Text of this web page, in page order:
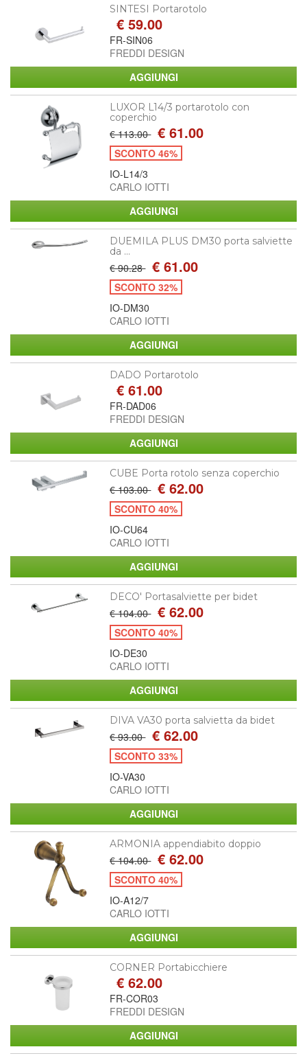
SINTESI Portarotolo
€ 59.00
FR-SIN06
FREDDI DESIGN
LUXOR L14/3 portarotolo con
coperchio
€ 113.00 € 61.00
SCONTO 46%
IO-L14/3
CARLO IOTTI
DUEMILA PLUS DM30 porta salviette
da ...
€ 90.28 € 61.00
SCONTO 32%
IO-DM30
CARLO IOTTI
DADO Portarotolo
€ 61.00
FR-DAD06
FREDDI DESIGN
CUBE Porta rotolo senza coperchio
€ 103.00 € 62.00
SCONTO 40%
IO-CU64
CARLO IOTTI
DECO' Portasalviette per bidet
€ 104.00 € 62.00
SCONTO 40%
IO-DE30
CARLO IOTTI
DIVA VA30 porta salvietta da bidet
€ 93.00 € 62.00
SCONTO 33%
IO-VA30
CARLO IOTTI
ARMONIA appendiabito doppio
€ 104.00 € 62.00
SCONTO 40%
IO-A12/7
CARLO IOTTI
CORNER Portabicchiere
€ 62.00
FR-COR03
FREDDI DESIGN